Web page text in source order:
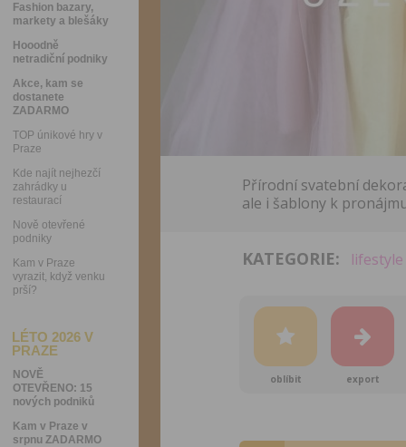
Fashion bazary,
markety a blešáky
Hooodně
netradiční podniky
Akce, kam se
dostanete
ZADARMO
TOP únikové hry v
Praze
Kde najít nejhezčí
zahrádky u
restaurací
Nově otevřené
podniky
Kam v Praze
vyrazit, když venku
prší?
LÉTO 2026 V
PRAZE
NOVĚ
OTEVŘENO: 15
nových podniků
Kam v Praze v
srpnu ZADARMO
Přírodní svatební
ale i šablony k
KATEGORIE: lifestyle
oblíbit export